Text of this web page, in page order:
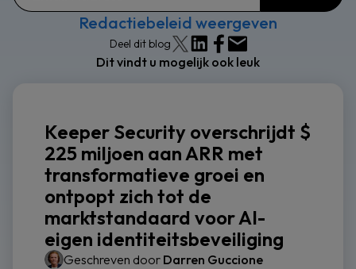
Redactiebeleid weergeven
Deel dit blog
Dit vindt u mogelijk ook leuk
Keeper Security overschrijdt $
225 miljoen aan ARR met
transformatieve groei en
ontpopt zich tot de
marktstandaard voor AI-
eigen identiteitsbeveiliging
Geschreven door Darren Guccione